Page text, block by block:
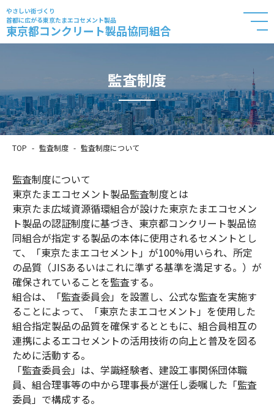
やさしい街づくり
首都に広がる東京たまエコセメント製品
東京都コンクリート製品協同組合
監査制度
TOP 監査制度 監査制度について
監査制度について
東京たまエコセメント製品監査制度とは
東京たま広域資源循環組合が設けた東京たまエコセメン
ト製品の認証制度に基づき、東京都コンクリート製品協
同組合が指定する製品の本体に使用されるセメントとし
て、「東京たまエコセメント」が100%用いられ、所定
の品質（JISあるいはこれに準ずる基準を満足する。）が
確保されていることを監査する。
組合は、「監査委員会」を設置し、公式な監査を実施す
ることによって、「東京たまエコセメント」を使用した
組合指定製品の品質を確保するとともに、組合員相互の
連携によるエコセメントの活用技術の向上と普及を図る
ために活動する。
「監査委員会」は、学識経験者、建設工事関係団体職
員、組合理事等の中から理事長が選任し委嘱した「監査
委員」で構成する。